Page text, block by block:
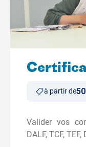
à partir de
Valider vos
DALF, TCF, TEF,